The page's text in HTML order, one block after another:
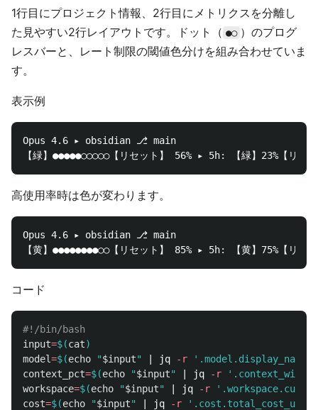
1行目にプロジェクト情報、2行目にメトリクスを分離し
た見やすい2行レイアウトです。ドット（ ●○ ）のプログ
レスバーと、レート制限の閾値色分けを組み合わせていま
す。
表示例
Opus 4.6 ▸ obsidian ⎇ main
高使用率時は色が変わります。
Opus 4.6 ▸ obsidian ⎇ main
コード
#!/bin/bash
input=$(cat)
model=$(echo "$input" | jq -r
'.model.display_name
context_pct=$(echo "$input" | jq -r
workspace=$(echo "$input" | jq -r
cost=$(echo "$input" | jq -r
'.cost.total_cost_usd